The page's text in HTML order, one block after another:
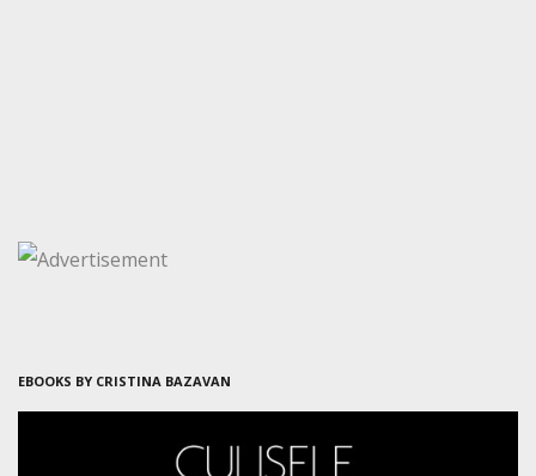
EBOOKS BY CRISTINA BAZAVAN